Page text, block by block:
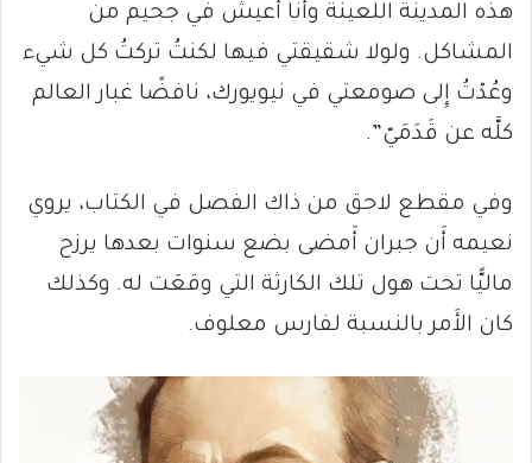
هذه المدينة اللعينة وأَنا أَعيش في جحيم من
المشاكل. ولولا شقيقتي فيها لكنتُ تركتُ كل شيء
وعُدْتُ إِلى صومعتي في نيويورك، نافضًا غبار العالم
كلَّه عن قَدَمَيّ”.
وفي مقطع لاحق من ذاك الفصل في الكتاب، يروي
نعيمه أَن جبران أَمضى بضع سنوات بعدها يرزح
ماليًّا تحت هول تلك الكارثة التي وقعَت له. وكذلك
كان الأَمر بالنسبة لفارس معلوف.